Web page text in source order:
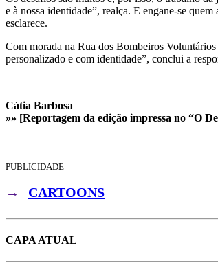
e à nossa identidade”, realça. E engane-se
esclarece.
Com morada na Rua dos Bombeiros
personalizado e com identidade”, conclui a
Cátia Barbosa
»» [Reportagem da edição impressa no “O
PUBLICIDADE
→ CARTOONS
CAPA ATUAL